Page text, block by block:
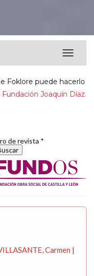
Toggle
Foklore puede hacerlo
Joaquín Díaz
de revista *
Carmen |